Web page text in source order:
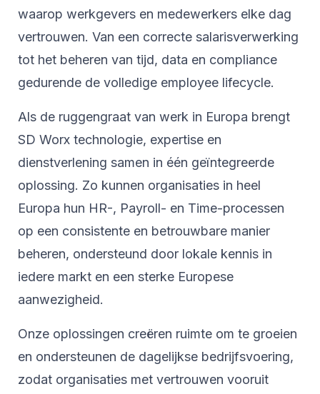
waarop werkgevers en medewerkers elke dag
vertrouwen. Van een correcte salarisverwerking
tot het beheren van tijd, data en compliance
gedurende de volledige employee lifecycle.
Als de ruggengraat van werk in Europa brengt
SD Worx technologie, expertise en
dienstverlening samen in één geïntegreerde
oplossing. Zo kunnen organisaties in heel
Europa hun HR-, Payroll- en Time-processen
op een consistente en betrouwbare manier
beheren, ondersteund door lokale kennis in
iedere markt en een sterke Europese
aanwezigheid.
Onze oplossingen creëren ruimte om te groeien
en ondersteunen de dagelijkse bedrijfsvoering,
zodat organisaties met vertrouwen vooruit